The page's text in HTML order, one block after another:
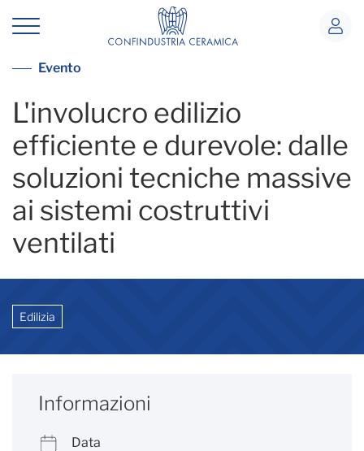
Saie_Involucro edilizio_10_10
Vai alla lista eventi
Evento
L'involucro edilizio
efficiente e durevole: dalle
soluzioni tecniche massive
ai sistemi costruttivi
ventilati
Edilizia
Informazioni
Data